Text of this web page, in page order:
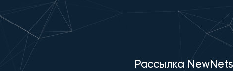
Рассылка NewNets